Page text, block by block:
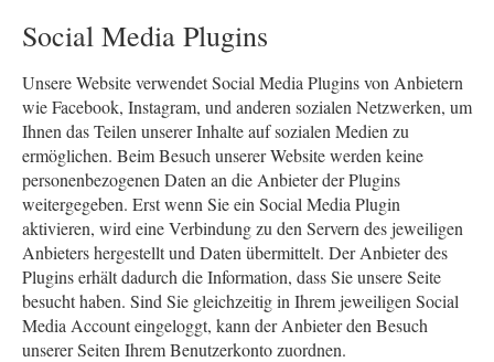
Social Media Plugins
Unsere Website verwendet Social Media Plugins von Anbietern
wie Facebook, Instagram, und anderen sozialen Netzwerken, um
Ihnen das Teilen unserer Inhalte auf sozialen Medien zu
ermöglichen. Beim Besuch unserer Website werden keine
personenbezogenen Daten an die Anbieter der Plugins
weitergegeben. Erst wenn Sie ein Social Media Plugin
aktivieren, wird eine Verbindung zu den Servern des jeweiligen
Anbieters hergestellt und Daten übermittelt. Der Anbieter des
Plugins erhält dadurch die Information, dass Sie unsere Seite
besucht haben. Sind Sie gleichzeitig in Ihrem jeweiligen Social
Media Account eingeloggt, kann der Anbieter den Besuch
unserer Seiten Ihrem Benutzerkonto zuordnen.